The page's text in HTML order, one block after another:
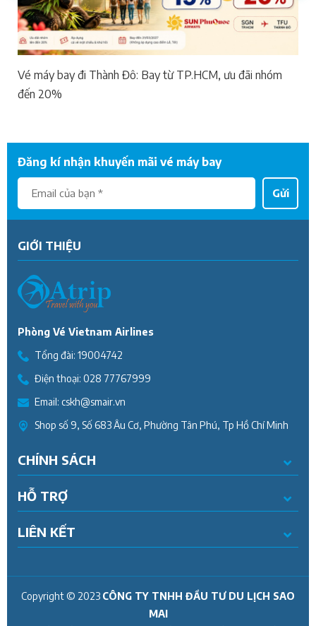
Vé máy bay đi Thành Đô: Bay từ TP.HCM, ưu đãi nhóm
đến 20%
Đăng kí nhận khuyến mãi vé máy bay
Gửi
GIỚI THIỆU
Phòng Vé Vietnam Airlines
Tổng đài: 19004742
Điện thoại: 028 77767999
Email: cskh@smair.vn
Shop số 9, Số 683 Âu Cơ, Phường Tân Phú, Tp Hồ Chí Minh
CHÍNH SÁCH
HỖ TRỢ
LIÊN KẾT
Copyright © 2023 CÔNG TY TNHH ĐẦU TƯ DU LỊCH SAO
MAI